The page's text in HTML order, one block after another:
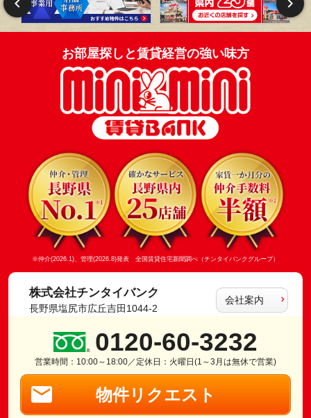
お部屋探しと賃貸経営の強い味方
※仲介(2026.1)、管理(2026.8)発表 全国賃貸住宅新聞調べ（チンタイバンクグループ）
株式会社チンタイバンク
長野県塩尻市広丘吉田1044-2
会社案内
0120-60-3232
営業時間：10:00～18:00／定休日：火曜日(1～3月は無休で営業)
物件リクエスト